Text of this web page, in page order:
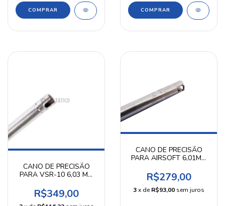
CANO DE PRECISÃO
PARA VSR-10 6,03 MM
R$349,00
CANO DE PRECISÃO
PARA AIRSOFT 6,01MM
R$279,00
3x deR$93,00 sem juros